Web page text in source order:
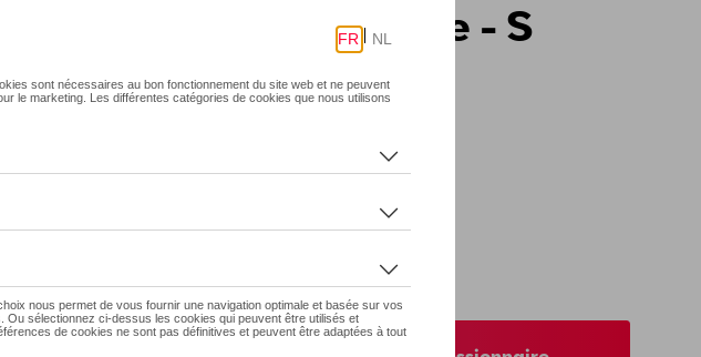
courtes, unisexe - S